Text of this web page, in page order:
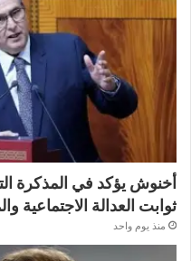
ثوابت العدالة الاجتماعية
منذ يوم واحد